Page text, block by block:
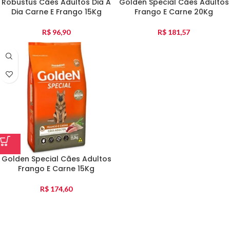
Robustus Cães Adultos Dia A
Dia Carne E Frango 15Kg
R$ 96,90
Golden Special Cães Adultos
Frango E Carne 20Kg
R$ 181,57
Golden Special Cães Adultos
Frango E Carne 15Kg
R$ 174,60